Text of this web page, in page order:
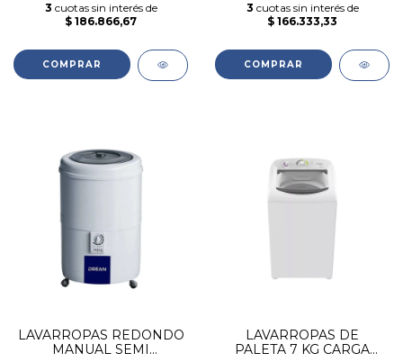
3 cuotas sin interés de
$ 186.866,67
3 cuotas sin interés de
$ 166.333,33
LAVARROPAS REDONDO
MANUAL SEMI
LAVARROPAS DE
PALETA 7 KG CARGA